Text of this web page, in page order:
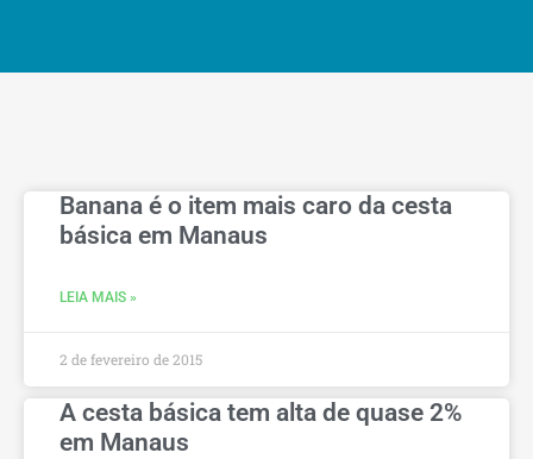
Banana é o item mais caro da cesta
básica em Manaus
LEIA MAIS »
2 de fevereiro de 2015
A cesta básica tem alta de quase 2%
em Manaus